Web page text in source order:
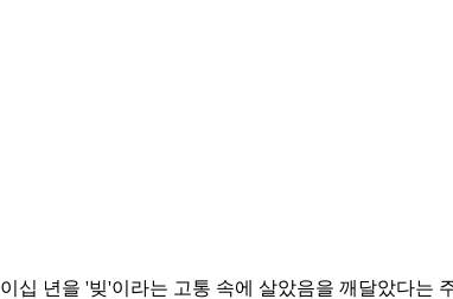
십 년을 '빚'이라는 고통 속에 살았음을 깨달았다는